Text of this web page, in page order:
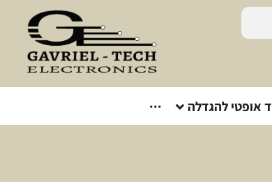
אופטי להגדלה ···